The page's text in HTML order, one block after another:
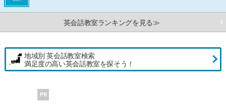
英会話教室ランキングを見る≫
地域別 英会話教室検索
満足度の高い英会話教室を探そう！
PR